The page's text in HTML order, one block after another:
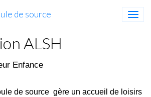
de source
ALSH
Enfance
de source gère un accueil de loisirs